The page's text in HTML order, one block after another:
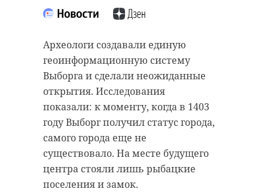
Археологи создавали единую
геоинформационную систему
Выборга и сделали неожиданные
открытия. Исследования
показали: к моменту, когда в 1403
году Выборг получил статус города,
самого города еще не
существовало. На месте будущего
центра стояли лишь рыбацкие
поселения и замок.
30 октября 2025, 10:23
Подписывайтесь на нас в
В Санкт-Петербурге сотрудники
Госавтоинспекции помогли
беременной девушке добраться до
роддома в кратчайшие сроки.
Полицейские также пришли на
Вечером в среду, 29 октября, в
лесном массиве в районе поселка
Торковичи (Лужский район
Ленобласти) заблудился мужчина.
В поисковой операции приняли
участие спасатели и волонтеры.
Согласно данным форума ПСО
«Экстремум», 47-летний мужчина
ушел в лес около 08:00. Ближе к
вечеру он понял, что заблудился, и